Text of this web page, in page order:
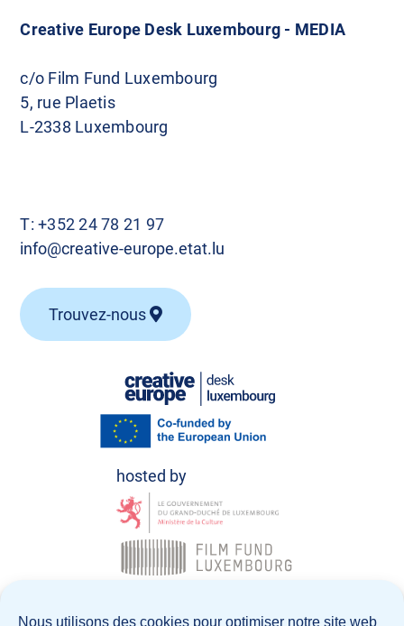
Nous utilisons des cookies pour optimiser notre site web
Creative Europe Desk Luxembourg - MEDIA
c/o Film Fund Luxembourg
5, rue Plaetis
L-2338 Luxembourg
T:+352 24 78 21 97
info@creative-europe.etat.lu
Trouvez-nous
© Creative Europe Desk Luxembourg 2026